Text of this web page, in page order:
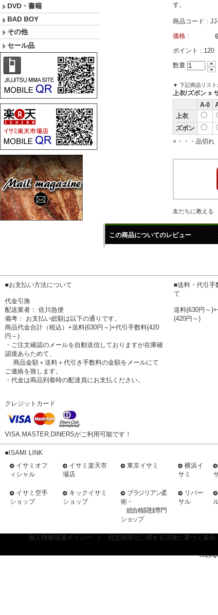
DVD・書籍
BAD BOY
その他
セール品
す。
商品コード :
価格 :
ポイント : 120
数量
▼ 下記商品リスト
上衣/ズボン x
A-0
上衣
ズボン
×・・・品切れ
友だちに教える
この商品についてのレビュー
■お支払い方法について
代金引換
配送業者： 佐川急便
備考： お支払い総額は以下の通りです。
商品代金合計（税込）+送料(630円～)+代引手数料(420
円～)
・ご注文確認のメールを自動送信しておりますが在庫確
認後あらためて、
商品金額＋送料＋代引き手数料の金額をメールにて
ご連絡を致します。
・代金は商品到着時の配達員にお支払ください。
クレジットカード
VISA,MASTER,DINERSがご利用可能です！
■送料・代引手
て
送料(630円～
(420円～)
■ISAMI LINK
イサミオフ
ィシャル
イサミ楽天市
場店
東京イサミ
横浜イ
サミ
イサミ空手
ショップ
キックイサミ
ショップ
ブラジリアン柔
術・
総合格闘技専門
ショップ
リバー
サル
個人情報保護ポリシー 特定商取引に関する法律に基づく表示